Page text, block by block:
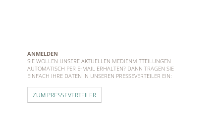
ANMELDEN
SIE WOLLEN UNSERE AKTUELLEN MEDIENMITTEILUNGEN
AUTOMATISCH PER E-MAIL ERHALTEN? DANN TRAGEN SIE
EINFACH IHRE DATEN IN UNSEREN PRESSEVERTEILER EIN:
ZUM PRESSEVERTEILER